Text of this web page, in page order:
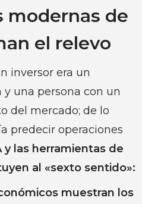
modernas de
el relevo
inversor era un
una persona con un
del mercado; de lo
predecir operaciones
y las herramientas de
al «sexto sentido»:
muestran los